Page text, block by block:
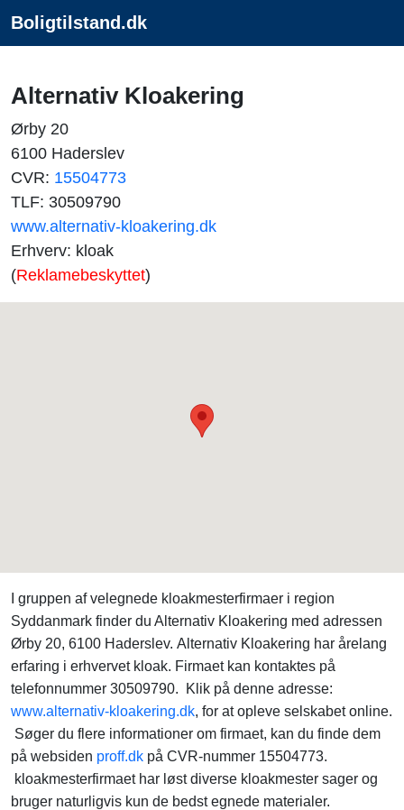
Boligtilstand.dk
Alternativ Kloakering
Ørby 20
6100 Haderslev
CVR: 15504773
TLF: 30509790
www.alternativ-kloakering.dk
Erhverv: kloak
(Reklamebeskyttet)
I gruppen af velegnede kloakmesterfirmaer i region
Syddanmark finder du Alternativ Kloakering med adressen
Ørby 20, 6100 Haderslev. Alternativ Kloakering har årelang
erfaring i erhvervet kloak. Firmaet kan kontaktes på
telefonnummer 30509790. Klik på denne adresse:
www.alternativ-kloakering.dk, for at opleve selskabet online.
Søger du flere informationer om firmaet, kan du finde dem
på websiden proff.dk på CVR-nummer 15504773.
kloakmesterfirmaet har løst diverse kloakmester sager og
bruger naturligvis kun de bedst egnede materialer.